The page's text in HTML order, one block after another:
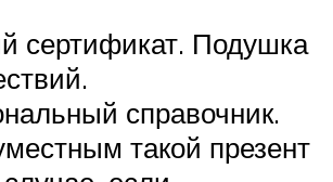
сертификат. Подушка
справочник.
такой презент